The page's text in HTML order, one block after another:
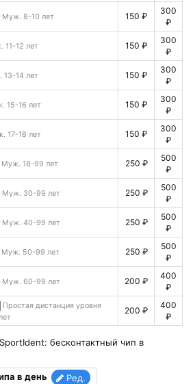
Муж. 8-10 лет 150 ₽
300
₽
11-12 лет 150 ₽
300
₽
13-14 лет 150 ₽
300
₽
15-16 лет 150 ₽
300
₽
17-18 лет 150 ₽
300
₽
Муж. 18-99 лет 250 ₽
500
₽
Муж. 30-99 лет 250 ₽
500
₽
Муж. 40-99 лет 250 ₽
500
₽
Муж. 50-99 лет 250 ₽
500
₽
Муж. 60-99 лет 200 ₽
400
₽
Простая дистанция уровня
200 ₽
400
₽
бесконтактный чип в
в день
Ред.